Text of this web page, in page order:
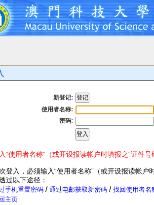
新登记:
使用者名称:
密码:
“使用者名称”（或开设报读帐户时填报之“证件
登入，必须输入“使用者名称”（或开设报读帐户
过以下途径：
手机重置密码 / 通过电邮获取新密码 / 找回使用者名
主页